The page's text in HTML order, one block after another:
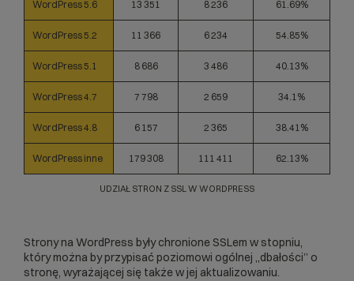
WordPress 5.6 13 351 8 236 61.69%
WordPress 5.2 11 366 6 234 54.85%
WordPress 5.1 8 686 3 486 40.13%
WordPress 4.7 7 798 2 659 34.1%
WordPress 4.8 6 157 2 365 38.41%
WordPress inne 179 308 111 411 62.13%
UDZIAŁ STRON Z SSL W WORDPRESS
Strony na WordPress były chronione SSLem w stopniu,
który można by przypisać poziomowi ogólnej „dbałości” o
stronę, wyrażającej się także w jej aktualizowaniu.